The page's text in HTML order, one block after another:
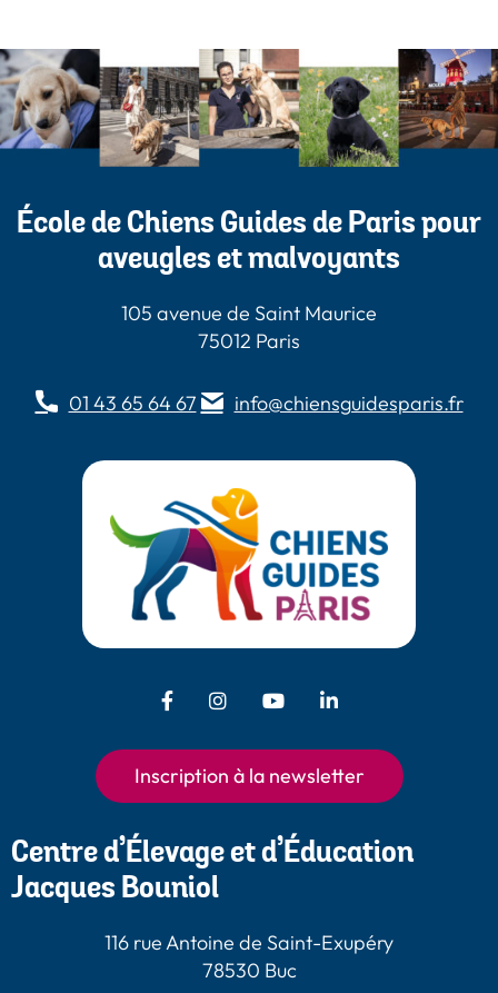
École de Chiens Guides de Paris pour
aveugles et malvoyants
105 avenue de Saint Maurice
75012 Paris
01 43 65 64 67 info@chiensguidesparis.fr
Facebook - Chiens Guides Paris
Instagram - Chiens Guides
Youtube - Chiens
Paris
Inscription à la newsletter
Centre d’Élevage et d’Éducation
Jacques Bouniol
116 rue Antoine de Saint-Exupéry
78530 Buc